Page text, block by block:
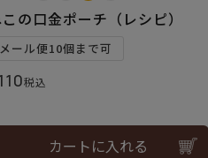
の口金ポーチ（レシピ）
メール便10個まで可
税込
カートに入れる